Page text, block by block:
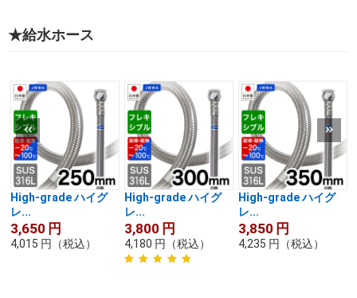
★給水ホース
High-grade ハイグ
レ...
3,650 円
4,015 円 （税込）
High-grade ハイグ
レ...
3,800 円
4,180 円 （税込）
High-grade ハイグ
レ...
3,850 円
4,235 円 （税込）